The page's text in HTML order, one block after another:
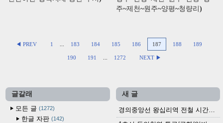
주~제천~원주~양평~청량리)
◀ PREV 1 183 184 185 186 187 188 189
190 191 1272 NEXT ▶
글갈래
모든 글
1272
한글 자판 142
새 글
경의중앙선 왕십리역 전철 시간표 (2026.4.20~)